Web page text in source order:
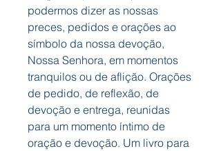
podermos dizer as nossas
preces, pedidos e orações ao
símbolo da nossa devoção,
Nossa Senhora, em momentos
tranquilos ou de aflição. Orações
de pedido, de reflexão, de
devoção e entrega, reunidas
para um momento íntimo de
oração e devoção. Um livro para